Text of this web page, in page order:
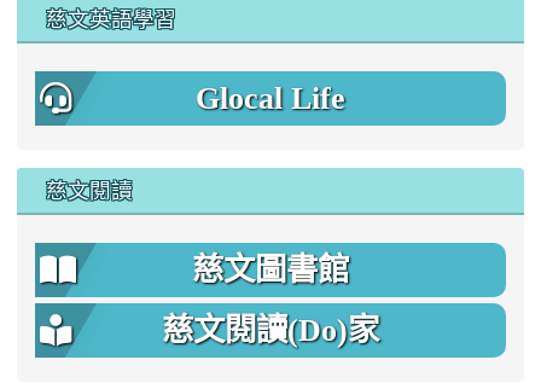
慈文英語學習
Glocal Life
慈文閱讀
慈文圖書館
慈文閱讀(Do)家